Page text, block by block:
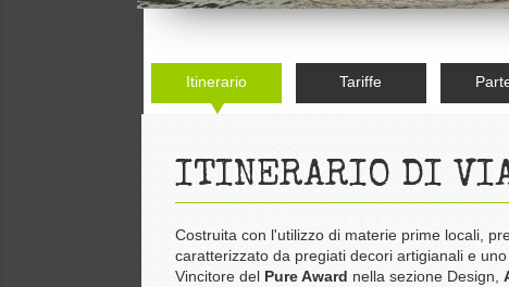
Itinerario Tariffe
ITINERARIO DI
Costruita con l'utilizzo di materie prime locali,
caratterizzato da pregiati decori artigianali e
Vincitore del Pure Award nella sezione Design,